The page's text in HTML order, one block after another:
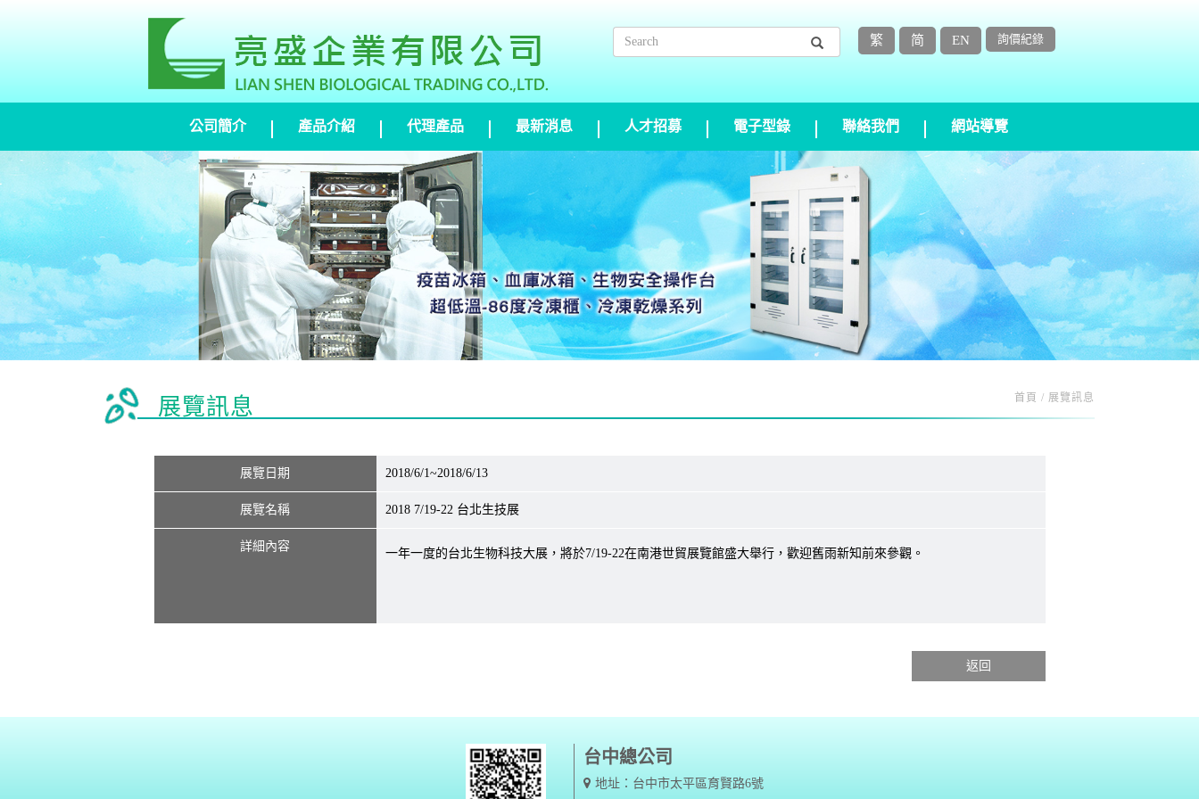
繁 简 EN 詢價紀錄
公司簡介 產品介紹 代理產品 最新消息 人才招募 電子型錄 聯絡我們 網站導覽
展覽訊息 首頁 / 展覽訊息
展覽日期 2018/6/1~2018/6/13
展覽名稱 2018 7/19-22 台北生技展
詳細內容
一年一度的台北生物科技大展，將於7/19-22在南港世貿展覽館盛大舉行，歡迎舊雨新知前來參觀。
返回
台中總公司
地址：台中市太平區育賢路6號